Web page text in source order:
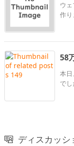
ウ
作り
58
本日
で
ディスカッシ